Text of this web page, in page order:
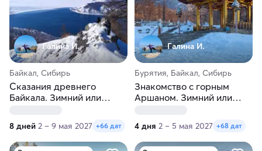
Галина И.
Байкал, Сибирь
Сказания древнего
Байкала. Зимний или
8 дней 2 – 9 мая 2027 +66 дат
Галина И.
Бурятия, Байкал, Сибирь
Знакомство с горным
Аршаном. Зимний или
4 дня 2 – 5 мая 2027 +68 дат